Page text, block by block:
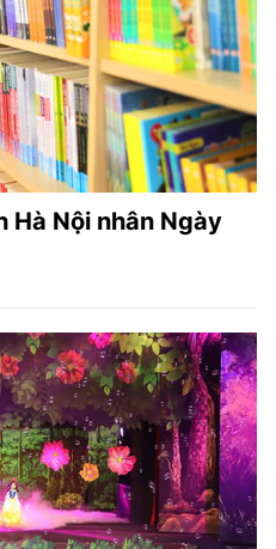
Hà Nội nhân Ngày